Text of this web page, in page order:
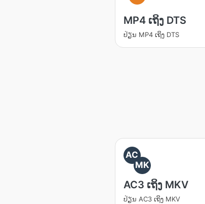
MP4 ເຖິງ DTS
ປ່ຽນ​ MP4 ເຖິງ DTS
AC
MK
AC3 ເຖິງ MKV
ປ່ຽນ​ AC3 ເຖິງ MKV